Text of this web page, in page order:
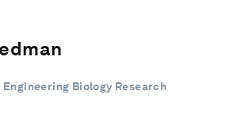
Biology Research